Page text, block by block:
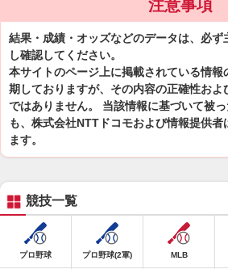
注意事項
結果・成績・オッズなどのデータは、必
し確認してください。
本サイトのページ上に掲載されている情
期しておりますが、その内容の正確性お
ではありません。 当該情報に基づいて被
も、株式会社NTTドコモおよび情報提供
ます。
競技一覧
プロ野球 プロ野球(2軍) MLB